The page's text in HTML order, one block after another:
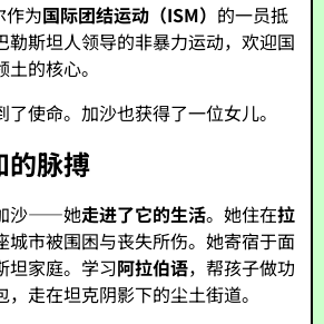
作为国际团结运动（ISM） 的一员抵
斯坦人领导的非暴力运动，欢迎国
的核心。
使命。加沙也获得了一位女儿。
的脉搏
沙——她走进了它的生活。她住在拉
城市被围困与丧失所伤。她寄宿于面
坦家庭。学习阿拉伯语，帮孩子做功
走在坦克阴影下的尘土街道。